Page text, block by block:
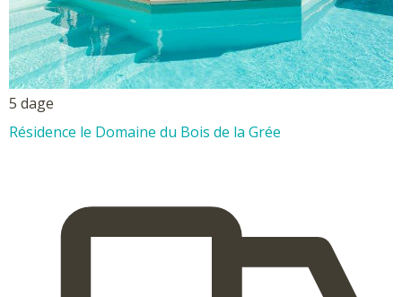
5 dage
Résidence le Domaine du Bois de la Grée